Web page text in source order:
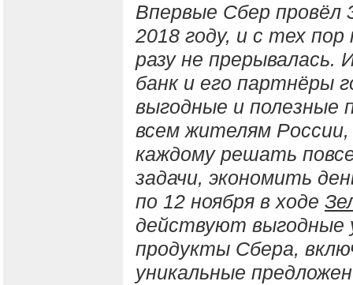
Впервые Сбер провёл
2018 году, и с тех
разу не прерывалась.
банк и его партнёры
выгодные и полезные
всем жителям России,
каждому решать
задачи, экономить
по 12 ноября в ходе
действуют выгодные
продукты Сбера,
уникальные